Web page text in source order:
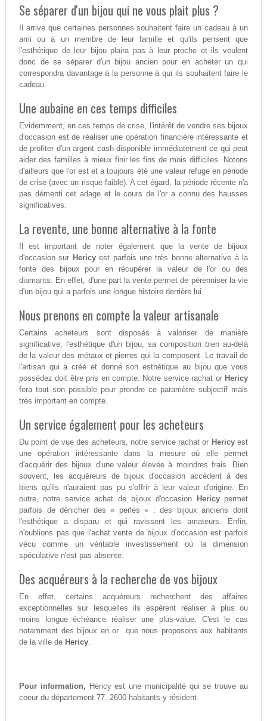
Se séparer d'un bijou qui ne vous plait plus ?
Il arrive que certaines personnes souhaitent faire un cadeau à un
ami ou à un membre de leur famille et qu'ils pensent que
l'esthétique de leur bijou plaira pas à leur proche et ils veulent
donc de se séparer d'un bijou ancien pour en acheter un qui
correspondra davantage à la personne à qui ils souhaitent faire le
cadeau.
Une aubaine en ces temps difficiles
Evidemment, en ces temps de crise, l'intérêt de vendre ses bijoux
d'occasion est de réaliser une opération financière intéressante et
de profiter d'un argent cash disponible immédiatement ce qui peut
aider des familles à mieux finir les fins de mois difficiles. Notons
d'ailleurs que l'or est et a toujours été une valeur refuge en période
de crise (avec un risque faible). A cet égard, la période récente n'a
pas démenti cet adage et le cours de l'or a connu des hausses
significatives.
La revente, une bonne alternative à la fonte
Il est important de noter également que la vente de bijoux
d'occasion sur Hericyest parfois une très bonne alternative à la
fonte des bijoux pour en récupérer la valeur de l'or ou des
diamants. En effet, d'une part la vente permet de pérenniser la vie
d'un bijou qui a parfois une longue histoire derrière lui.
Nous prenons en compte la valeur artisanale
Certains acheteurs sont disposés à valoriser de manière
significative, l'esthétique d'un bijou, sa composition bien au-delà
de la valeur des métaux et pierres qui la composent. Le travail de
l'artisan qui a créé et donné son esthétique au bijou que vous
possédez doit être pris en compte. Notre service rachat or Hericy
fera tout son possible pour prendre ce paramètre subjectif mais
très important en compte.
Un service également pour les acheteurs
Du point de vue des acheteurs, notre service rachat or Hericyest
une opération intéressante dans la mesure où elle permet
d'acquérir des bijoux d'une valeur élevée à moindres frais. Bien
souvent, les acquéreurs de bijoux d'occasion accèdent à des
biens qu'ils n'auraient pas pu s'offrir à leur valeur d'origine. En
outre, notre service achat de bijoux d'occasion Hericypermet
parfois de dénicher des « perles » : des bijoux anciens dont
l'esthétique a disparu et qui ravissent les amateurs. Enfin,
n'oublions pas que l'achat vente de bijoux d'occasion est parfois
vécu comme un véritable investissement où la dimension
spéculative n'est pas absente.
Des acquéreurs à la recherche de vos bijoux
En effet, certains acquéreurs recherchent des affaires
exceptionnelles sur lesquelles ils espèrent réaliser à plus ou
moins longue échéance réaliser une plus-value. C'est le cas
notamment des bijoux en or que nous proposons aux habitants
de la ville de Hericy.
Pour information, Hericy est une municipalité qui se trouve au
coeur du département 77. 2600 habitants y résident.